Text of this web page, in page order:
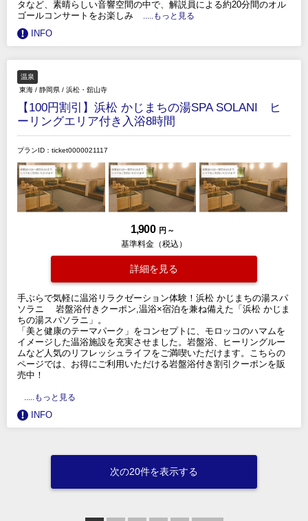
タなど、素晴らしい音響空間の中で、解説員による約20分間のオル
ゴールコンサートをお楽しみ
.....もっと見る
INFO
温泉
東海 / 静岡県 / 浜松・舘山寺
【100円割引】浜松 かじまちの湯SPA SOLANI ヒ
ーリングエリア付き入浴8時間
プランID：ticket0000021117
1,900 円 ～
基準料金（税込）
詳細を見る
手ぶらで気軽に温浴リラクゼーション体験！浜松 かじまちの湯スパ
ソラニ 岩盤浴付きクーポン,温浴×宿泊を兼ね備えた「浜松 かじま
ちの湯スパソラニ」。
「美と健康のテーマパーク」をコンセプトに、モロッコのハマムを
イメージした温浴施設を充実させました。岩盤浴、ヒーリングルー
ムなど人気のリフレッシュライフをご満喫いただけます。こちらの
ページでは、お得にご利用いただける岩盤浴付き割引クーポンを販
売中！
.....もっと見る
INFO
次の20件を表示する